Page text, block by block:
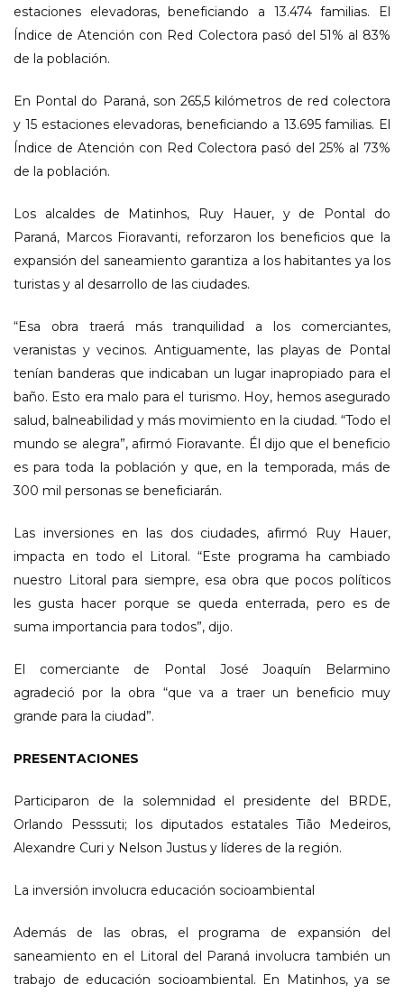
estaciones elevadoras, beneficiando a 13.474 familias. El
Índice de Atención con Red Colectora pasó del 51% al 83%
de la población.
En Pontal do Paraná, son 265,5 kilómetros de red colectora
y 15 estaciones elevadoras, beneficiando a 13.695 familias. El
Índice de Atención con Red Colectora pasó del 25% al 73%
de la población.
Los alcaldes de Matinhos, Ruy Hauer, y de Pontal do
Paraná, Marcos Fioravanti, reforzaron los beneficios que la
expansión del saneamiento garantiza a los habitantes ya los
turistas y al desarrollo de las ciudades.
“Esa obra traerá más tranquilidad a los comerciantes,
veranistas y vecinos. Antiguamente, las playas de Pontal
tenían banderas que indicaban un lugar inapropiado para el
baño. Esto era malo para el turismo. Hoy, hemos asegurado
salud, balneabilidad y más movimiento en la ciudad. “Todo el
mundo se alegra”, afirmó Fioravante. Él dijo que el beneficio
es para toda la población y que, en la temporada, más de
300 mil personas se beneficiarán.
Las inversiones en las dos ciudades, afirmó Ruy Hauer,
impacta en todo el Litoral. “Este programa ha cambiado
nuestro Litoral para siempre, esa obra que pocos políticos
les gusta hacer porque se queda enterrada, pero es de
suma importancia para todos”, dijo.
El comerciante de Pontal José Joaquín Belarmino
agradeció por la obra “que va a traer un beneficio muy
grande para la ciudad”.
PRESENTACIONES
Participaron de la solemnidad el presidente del BRDE,
Orlando Pesssuti; los diputados estatales Tião Medeiros,
Alexandre Curi y Nelson Justus y líderes de la región.
La inversión involucra educación socioambiental
Además de las obras, el programa de expansión del
saneamiento en el Litoral del Paraná involucra también un
trabajo de educación socioambiental. En Matinhos, ya se